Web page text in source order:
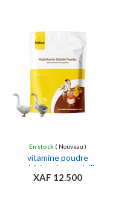
En stock ( Nouveau )
vitamine poudre
multivitamines volaille
XAF 12.500